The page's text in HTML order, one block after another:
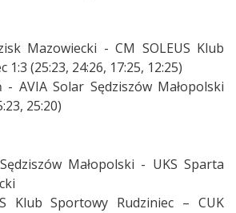
Mazowiecki - CM SOLEUS Klub
(25:23, 24:26, 17:25, 12:25)
- AVIA Solar Sędziszów Małopolski
25:20)
Małopolski - UKS Sparta
Klub Sportowy Rudziniec – CUK